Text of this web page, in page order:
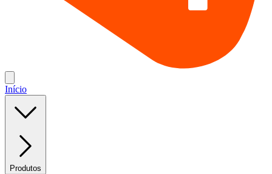
Início
Produtos